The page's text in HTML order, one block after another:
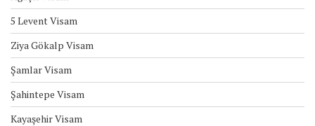
5 Levent Visam
Ziya Gökalp Visam
Şamlar Visam
Şahintepe Visam
Kayaşehir Visam